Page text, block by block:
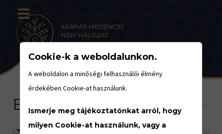
Eseménynaptár
Cookie-k a weboldalunkon.
A weboldalon a minőségi felhasználói élmény
érdekében Cookie-at használunk.
Ismerje meg tájékoztatónkat arról, hogy
milyen Cookie-at használunk, vagy a